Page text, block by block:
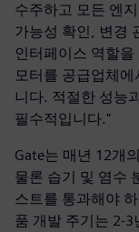
수주하고 모든 엔
가능성 확인, 변경
인터페이스 역할
모터를 공급업체
니다. 적절한 성능
필수적입니다."
Gate는 매년 12개
물론 습기 및 염수
스트를 통과해야
품 개발 주기는 2-